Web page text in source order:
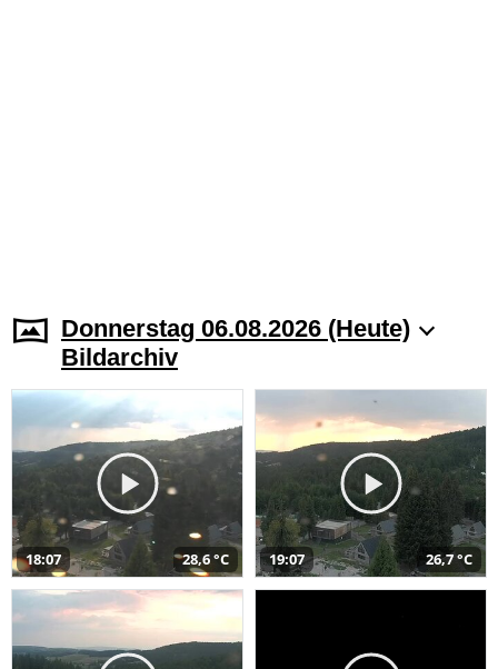
Donnerstag 06.08.2026 (Heute)
Bildarchiv
18:07 28,6 °C 19:07 26,7 °C